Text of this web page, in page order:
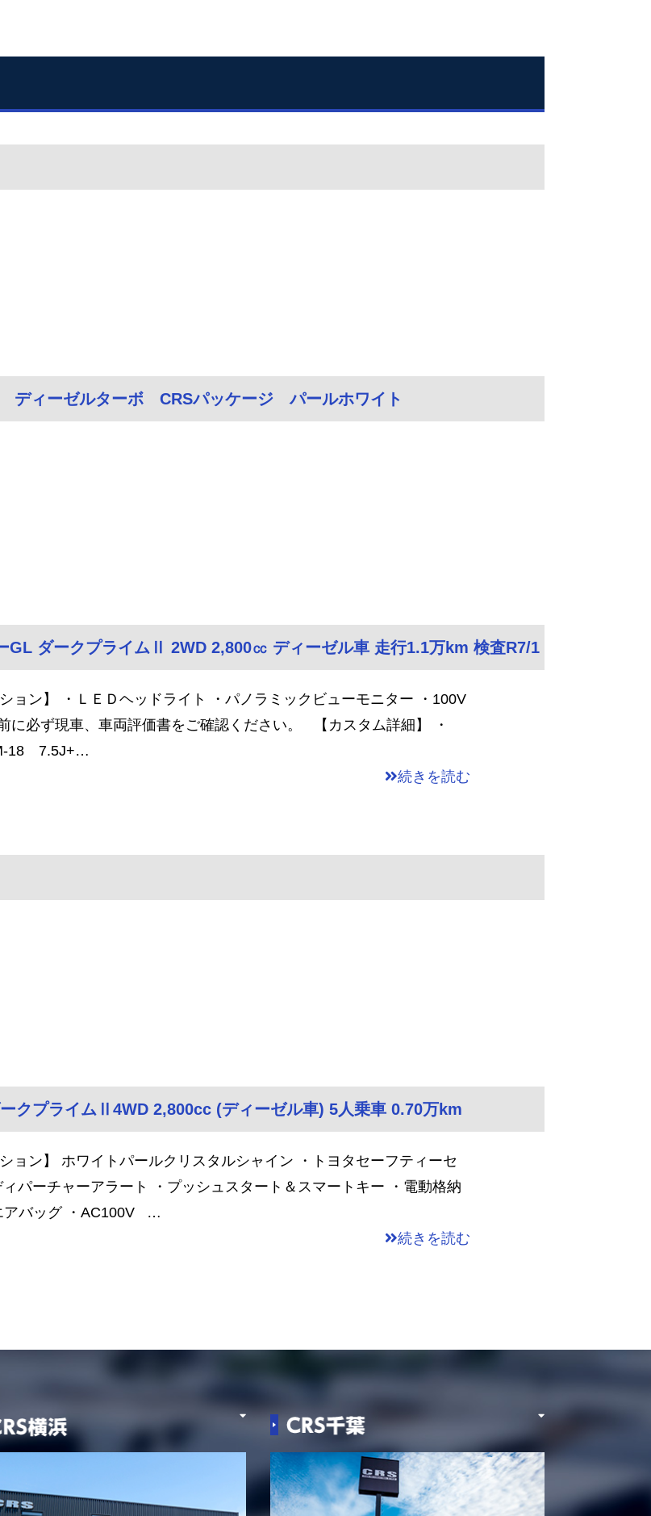
ーゼルターボ CRSパッケージ パールホワイト
GL ダークプライムⅡ 2WD 2,800㏄ ディーゼル車 走行1.1万km 検査R7/1
ション】 ・ＬＥＤヘッドライト ・パノラミックビューモニター ・100V
に必ず現車、車両評価書をご確認ください。 【カスタム詳細】 ・
18 7.5J+…
続きを読む
クプライムⅡ4WD 2,800cc (ディーゼル車) 5人乗車 0.70万km
ション】 ホワイトパールクリスタルシャイン ・トヨタセーフティーセ
パーチャーアラート ・プッシュスタート＆スマートキー ・電動格納
アバッグ ・AC100V …
続きを読む